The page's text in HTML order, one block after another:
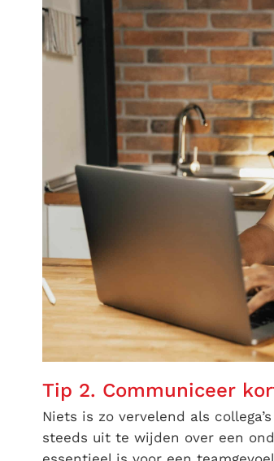
Tip 2. Communiceer
Niets is zo vervelend als
steeds uit te wijden over een